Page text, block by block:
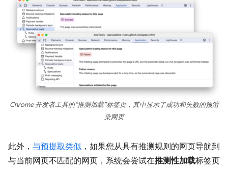
Chrome 开发者工具的“推测加载”标签页，其中显示了成功和失败的预渲
染网页
此外， 与预提取类似 ，如果您从具有推测规则的网页导航到
与当前网页不匹配的网页，系统会尝试在推测性加载标签页